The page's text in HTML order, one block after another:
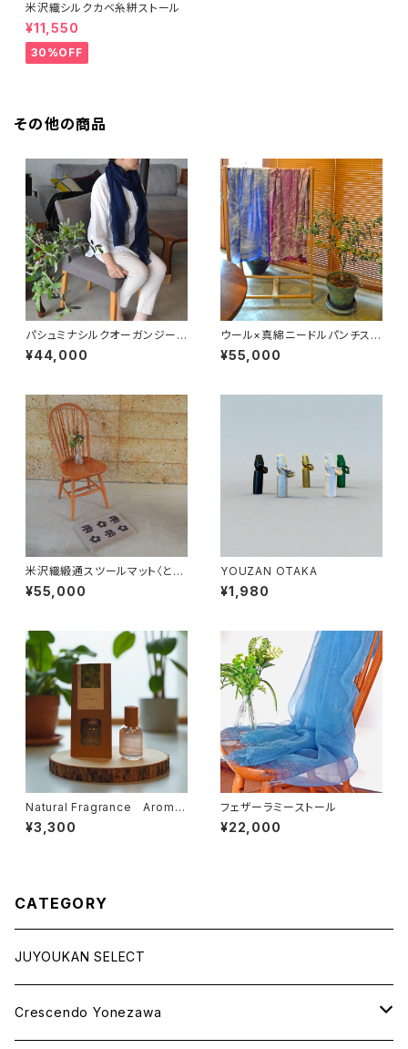
米沢織シルクカベ糸絣ストール
¥11,550
30%OFF
その他の商品
パシュミナシルクオーガンジース
トール
¥44,000
ウール×真綿ニードルパンチスト
ール
¥55,000
米沢織緞通スツールマット〈とり
とはな〉
¥55,000
YOUZAN OTAKA
¥1,980
Natural Fragrance Aroma
Spray
¥3,300
フェザーラミーストール
¥22,000
CATEGORY
JUYOUKAN SELECT
Crescendo Yonezawa